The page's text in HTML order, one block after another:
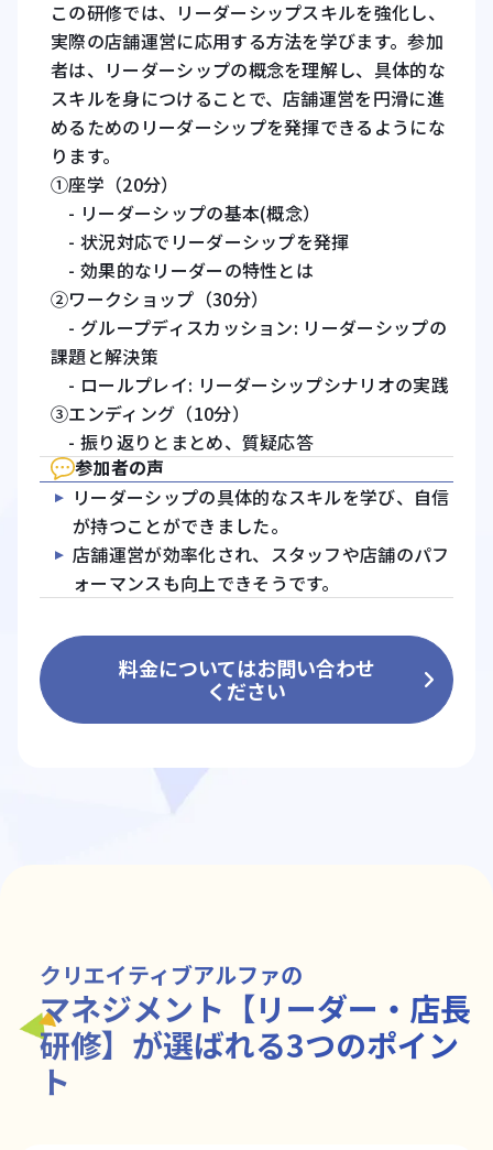
この研修では、リーダーシップスキルを強化し、
実際の店舗運営に応用する方法を学びます。参加
者は、リーダーシップの概念を理解し、具体的な
スキルを身につけることで、店舗運営を円滑に進
めるためのリーダーシップを発揮できるようにな
ります。
①座学（20分）
- リーダーシップの基本(概念）
- 状況対応でリーダーシップを発揮
- 効果的なリーダーの特性とは
②ワークショップ（30分）
- グループディスカッション: リーダーシップの
課題と解決策
- ロールプレイ: リーダーシップシナリオの実践
③エンディング（10分）
- 振り返りとまとめ、質疑応答
参加者の声
リーダーシップの具体的なスキルを学び、自信
が持つことができました。
店舗運営が効率化され、スタッフや店舗のパフ
ォーマンスも向上できそうです。
料金についてはお問い合わせ
ください
クリエイティブアルファの
マネジメント【リーダー・店長
研修】が選ばれる3つのポイン
ト